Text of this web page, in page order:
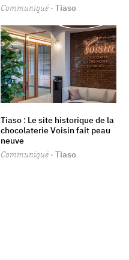
Communiqué · Tiaso
Tiaso : Le site historique de la
chocolaterie Voisin fait peau
neuve
Communiqué · Tiaso